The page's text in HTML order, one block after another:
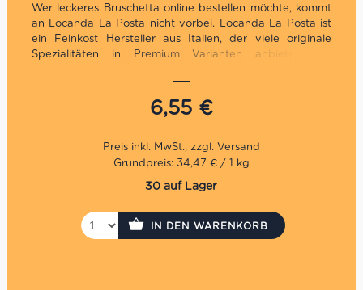
Wer leckeres Bruschetta online bestellen möchte, kommt
an Locanda La Posta nicht vorbei. Locanda La Posta ist
ein Feinkost Hersteller aus Italien, der viele originale
Spezialitäten in Premium Varianten anbietet. Die
Zutaten: Grüne Bohnen, Sellerie, extra natives Olivenöl,
Oliven, Sardellen, Knoblauch, Petersilie, Salz und
Peperoni. Alles in allem ganz fein abgestimmt und
Bruschetta Creme genüsslich auf der Zunge.
6,55 €
Grundpreis: 34,47 € / 1 kg
30 auf Lager
IN DEN WARENKORB